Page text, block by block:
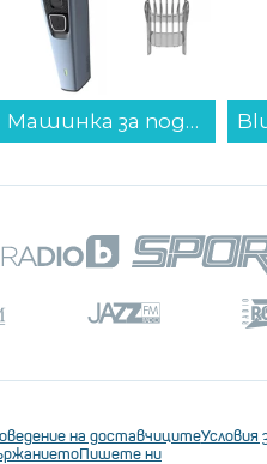
Машинка за подстригване Philips HC3530/15...
на доставчицитеУсловия
Пишете ни